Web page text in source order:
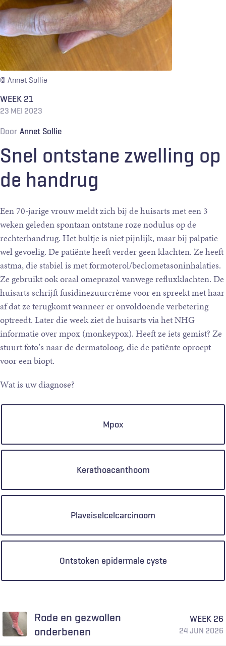
© Annet Sollie
WEEK 21
23 MEI 2023
Door Annet Sollie
Snel ontstane zwelling op
de handrug
Een 70-jarige vrouw meldt zich bij de huisarts met een 3
weken geleden spontaan ontstane roze nodulus op de
rechterhandrug. Het bultje is niet pijnlijk, maar bij palpatie
wel gevoelig. De patiënte heeft verder geen klachten. Ze heeft
astma, die stabiel is met formoterol/​beclometasoninhalaties.
Ze gebruikt ook oraal omeprazol vanwege refluxklachten. De
huisarts schrijft fusidinezuurcrème voor en spreekt met haar
af dat ze terugkomt wanneer er onvoldoende verbetering
optreedt. Later die week ziet de huisarts via het NHG
informatie over mpox (monkeypox). Heeft ze iets gemist? Ze
stuurt foto’s naar de dermatoloog, die de patiënte oproept
voor een biopt.
Wat is uw diagnose?
Keuzen
Mpox
Kerathoacanthoom
Plaveiselcelcarcinoom
Ontstoken epidermale cyste
Rode en gezwollen
onderbenen
WEEK 26
24 JUN 2026